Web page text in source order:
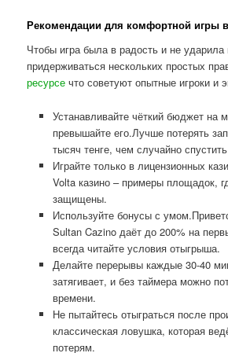
Рекомендации для комфортной игры
Чтобы игра была в радость и не ударила
придерживаться нескольких простых
ресурсе что советуют опытные игроки и
Устанавливайте чёткий бюджет на
превышайте его.Лучше потерять
тысяч тенге, чем случайно
Играйте только в лицензионных
Volta казино – примеры площадок,
защищены.
Используйте бонусы с
Sultan Cazino даёт до 200% на
всегда читайте условия отыгрыша.
Делайте перерывы каждые 30-40
затягивает, и без таймера можно
времени.
Не пытайтесь отыграться после
классическая ловушка, которая
потерям.